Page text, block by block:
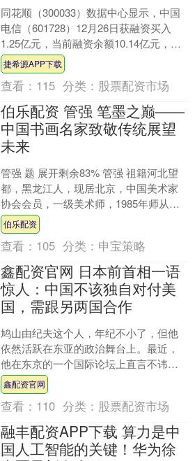
同花顺（300033）数据中心显示，中国
电信（601728）12月26日获融资买入
1.25亿元，当前融资余额10.14亿元，占
流通市值的0.20%，超过历史90....
捷希源APP下载
查看： 115 分类： 股票配资市场
伯乐配资 管强 笔墨之巅——
中国书画名家致敬传统展望
未来
管强 题 展开剩余83% 管强 祖籍河北望
都，黑龙江人，现居北京，中国美术家
协会会员，一级美术师，1985年师从于
志学先生，2006年就读于中国国家画院
周绍华研....
伯乐配资
查看： 105 分类： 申宝策略
鑫配资官网 日本前首相一语
惊人：中国不该独自对付美
国，需跟另两国合作
鸠山由纪夫这个人，年纪不小了，但他
依然活跃在东亚的政治舞台上。最近，
他在东京的一个国际论坛上直言不讳地
说，中国应对美国的霸道行为不能单打
独斗，而是需要拉上日本和....
鑫配资官网
查看： 110 分类： 股票配资市场
融丰配资APP下载 算力是中
国人工智能的关键！华为徐